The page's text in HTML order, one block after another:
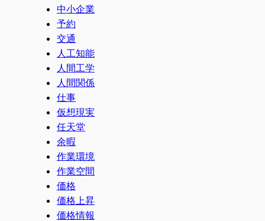
中小企業
予約
交通
人工知能
人間工学
人間関係
仕事
仮想現実
任天堂
余暇
作業環境
作業空間
価格
価格上昇
価格情報